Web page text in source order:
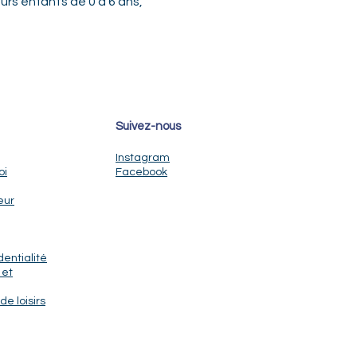
et
loisirs
Suivez-nous
Instagram
Facebook